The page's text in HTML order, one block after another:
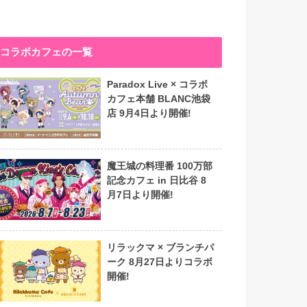
コラボカフェの一覧
Paradox Live × コラボ
カフェ本舗 BLANC池袋
店 9月4日より開催!
魔王城の料理番 100万部
記念カフェ in 日比谷 8
月7日より開催!
リラックマ × ブランチパ
ーク 8月27日よりコラボ
開催!